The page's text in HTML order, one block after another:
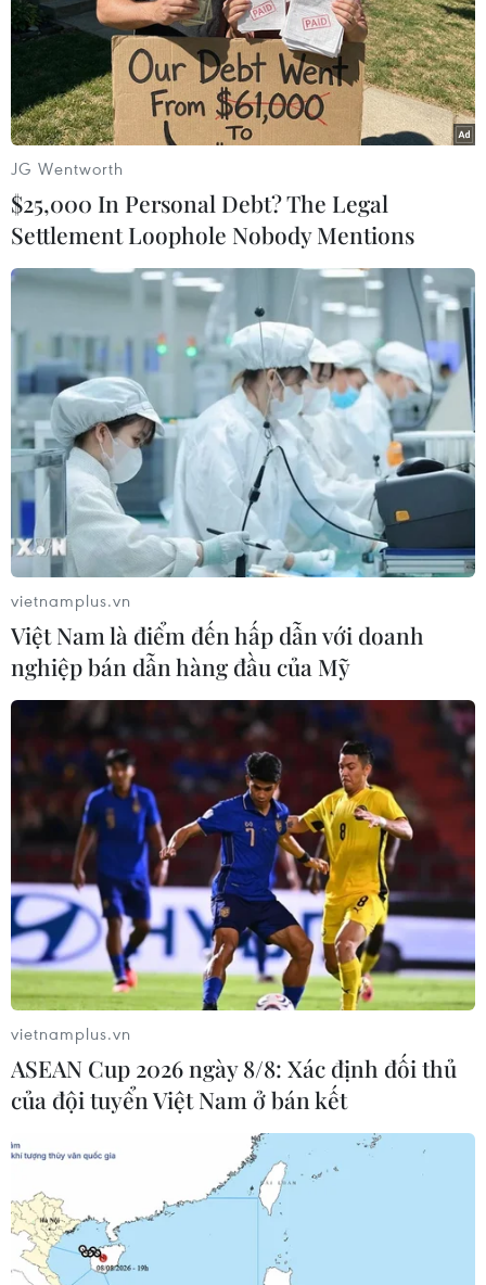
Vụ cướp ngân hàng ở Đức: Cảnh sát giải
cứu thành công con tin
08/05/2026 22:44
Cảnh sát Đức đã đột kích vào chi nhánh ngân hàng ở
thị trấn Sinzig, miền Tây nước này, phát hiện 2 con tin bị
nhốt trong một căn phòng và không bị thương.
JG Wentworth
$25,000 In Personal Debt? The Legal
Settlement Loophole Nobody Mentions
vietnamplus.vn
Việt Nam là điểm đến hấp dẫn với doanh
nghiệp bán dẫn hàng đầu của Mỹ
vietnamplus.vn
ASEAN Cup 2026 ngày 8/8: Xác định đối thủ
của đội tuyển Việt Nam ở bán kết